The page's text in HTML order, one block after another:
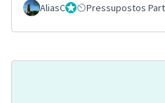
AliasCGestorPressupostos